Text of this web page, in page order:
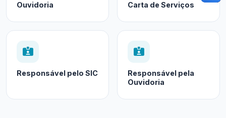
Ouvidoria Carta de Serviços
Responsável pelo SIC
Responsável pela
Ouvidoria